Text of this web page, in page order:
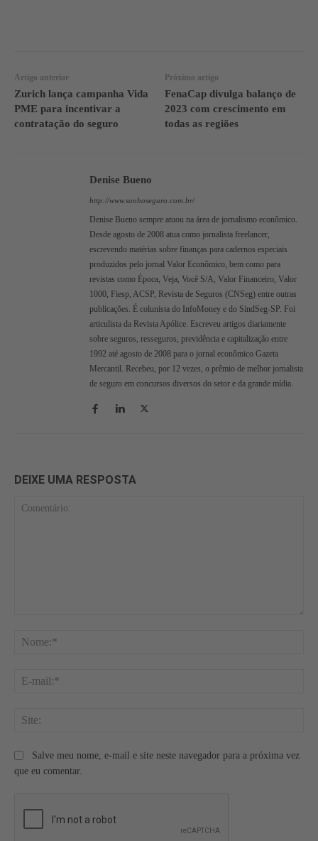
Artigo anterior
Zurich lança campanha Vida
PME para incentivar a
contratação do seguro
Próximo artigo
FenaCap divulga balanço de
2023 com crescimento em
todas as regiões
Denise Bueno
http://www.sonhoseguro.com.br/
Denise Bueno sempre atuou na área de jornalismo econômico.
Desde agosto de 2008 atua como jornalista freelancer,
escrevendo matérias sobre finanças para cadernos especiais
produzidos pelo jornal Valor Econômico, bem como para
revistas como Época, Veja, Você S/A, Valor Financeiro, Valor
1000, Fiesp, ACSP, Revista de Seguros (CNSeg) entre outras
publicações. É colunista do InfoMoney e do SindSeg-SP. Foi
articulista da Revista Apólice. Escreveu artigos diariamente
sobre seguros, resseguros, previdência e capitalização entre
1992 até agosto de 2008 para o jornal econômico Gazeta
Mercantil. Recebeu, por 12 vezes, o prêmio de melhor jornalista
de seguro em concursos diversos do setor e da grande mídia.
DEIXE UMA RESPOSTA
Salve meu nome, e-mail e site neste navegador para a próxima vez
que eu comentar.